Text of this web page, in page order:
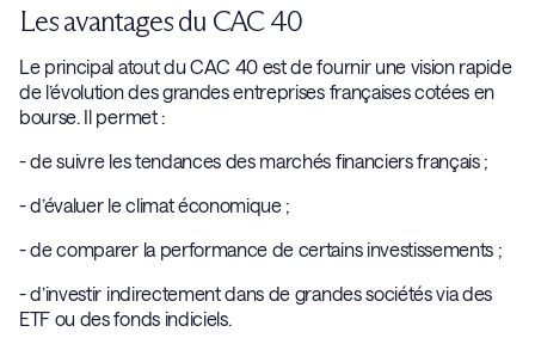
Les avantages du CAC 40
Le principal atout du CAC 40 est de fournir une vision rapide
de l’évolution des grandes entreprises françaises cotées en
bourse. Il permet :
- de suivre les tendances des marchés financiers français ;
- d’évaluer le climat économique ;
- de comparer la performance de certains investissements ;
- d’investir indirectement dans de grandes sociétés via des
ETF ou des fonds indiciels.